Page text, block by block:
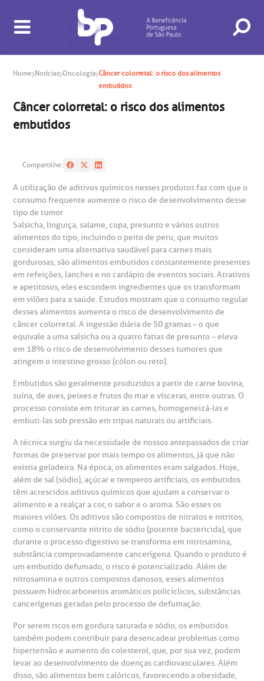
de consultas e exames
in antecipado
de exames
de Exames
SAC
A BP conta com você para melhorar sempre a qualidade do
atendimento e dos serviços prestados.
A Ouvidoria e SAC são canais para você, cliente da BP, tirar
suas dúvidas, registrar suas reclamações ou fazer elogios
relacionados ao nosso atendimento e aos nossos serviços.
Horário de atendimento: 2ª a 6ª feira das 7h às 18h
(11)3505-1000
ouvidoria@bp.org.br
Fale Conosco
Hospital BP
Saiba mais
Endereço:
Rua Maestro Cardim, 769
CEP: 01323-001 | Bela Vista
São Paulo - SP
BP Mirante
Endereço:
e Pesquisa
do médico
de conduta
Financeiras
social da BP
corporativa
social
a BP
Conosco
Telemedicina BP
Teleinterconsulta
Centro de Doenças Autoimunes
de atendimento
de Infarto SUS
de Visita
socorro
de cópia de prontuário médico
de orçamento particular
de veracidade de atestado
atendimento
Cirurgia
de Oncologia e Hematologia
de Excelência em Neurologia e
de Excelência em Ortopedia
Home Notícias Oncologia Câncer colorretal: o risco dos alimentos
embutidos
Câncer colorretal: o risco dos alimentos
embutidos
Compartilhe:
A utilização de aditivos químicos nesses produtos faz com que o
consumo frequente aumente o risco de desenvolvimento desse
tipo de tumor
Salsicha, linguiça, salame, copa, presunto e vários outros
alimentos do tipo, incluindo o peito de peru, que muitos
consideram uma alternativa saudável para carnes mais
gordurosas, são alimentos embutidos constantemente presentes
em refeições, lanches e no cardápio de eventos sociais. Atrativos
e apetitosos, eles escondem ingredientes que os transformam
em vilões para a saúde. Estudos mostram que o consumo regular
desses alimentos aumenta o risco de desenvolvimento de
câncer colorretal. A ingestão diária de 50 gramas – o que
equivale a uma salsicha ou a quatro fatias de presunto – eleva
em 18% o risco de desenvolvimento desses tumores que
atingem o intestino grosso (cólon ou reto).
Embutidos são geralmente produzidos a partir de carne bovina,
suína, de aves, peixes e frutos do mar e vísceras, entre outras. O
processo consiste em triturar as carnes, homogeneizá-las e
embuti-las sob pressão em tripas naturais ou artificiais.
A técnica surgiu da necessidade de nossos antepassados de criar
formas de preservar por mais tempo os alimentos, já que não
existia geladeira. Na época, os alimentos eram salgados. Hoje,
além de sal (sódio), açúcar e temperos artificiais, os embutidos
têm acrescidos aditivos químicos que ajudam a conservar o
alimento e a realçar a cor, o sabor e o aroma. São esses os
maiores vilões. Os aditivos são compostos de nitratos e nitritos,
como o conservante nitrito de sódio (potente bactericida), que
durante o processo digestivo se transforma em nitrosamina,
substância comprovadamente cancerígena. Quando o produto é
um embutido defumado, o risco é potencializado. Além de
nitrosamina e outros compostos danosos, esses alimentos
possuem hidrocarbonetos aromáticos policíclicos, substâncias
cancerígenas geradas pelo processo de defumação.
Por serem ricos em gordura saturada e sódio, os embutidos
também podem contribuir para desencadear problemas como
hipertensão e aumento do colesterol, que, por sua vez, podem
levar ao desenvolvimento de doenças cardiovasculares. Além
disso, são alimentos bem calóricos, favorecendo a obesidade,